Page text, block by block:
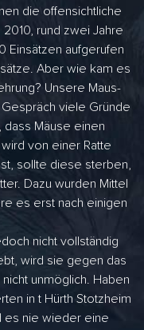
die offensichtliche
rund zwei Jahre
Einsätzen aufgerufen
Aber wie kam es
Unsere Maus-
viele Gründe
dass Mäuse einen
von einer Ratte
sollte diese sterben,
Dazu wurden Mittel
es erst nach einigen
nicht vollständig
wird sie gegen das
unmöglich. Haben
in t Hürth Stotzheim
es nie wieder eine